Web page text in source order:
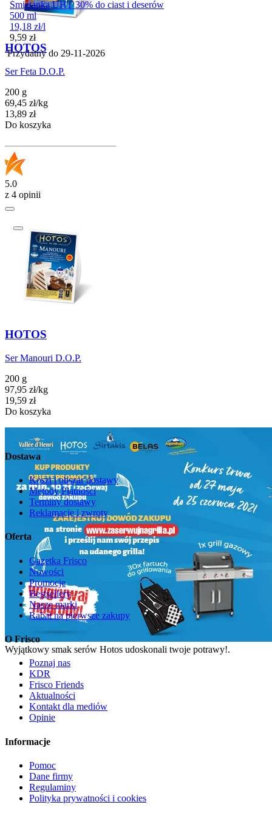
Śmietanka UHT 30% do ciast i deserów
500 ml
19,18 zł/l
Cena
9,59 zł
Przydatny do 29-11-2026
HOTOS
Ser Feta D.O.P.
200 g
69,45 zł/kg
Cena
13,89 zł
Do koszyka
5.0
z 4 opinii
HOTOS
Ser Manouri D.O.P.
200 g
97,95 zł/kg
Cena
19,59 zł
Do koszyka
Wyjątkowy smak serów Hotos udoskonali twoje potrawy!.
Dostawa
Koszt i obszar dostawy
Metody Płatności
Terminy dostawy
Reklamacje i zwroty
Oferta
Gazetka Frisco
Nowości
Promocje
Bestsellery
Nasze marki
Rabat na pierwsze zakupy
O Frisco
Poznaj nas
KDR
Frisco Friends
Aktualności
Kontakt dla mediów
Opinie
Informacje
Pomoc
Dane firmy
Regulaminy
Polityka prywatności i cookies